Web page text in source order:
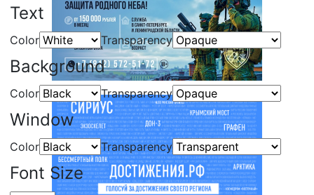
Text
Color Transparency
Background
Color Transparency
Window
Color Transparency
Font Size